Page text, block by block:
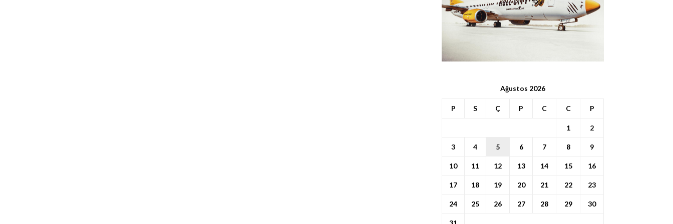
Ağustos 2026
P S Ç P C C P
1 2
3 4 5 6 7 8 9
10 11 12 13 14 15 16
17 18 19 20 21 22 23
24 25 26 27 28 29 30